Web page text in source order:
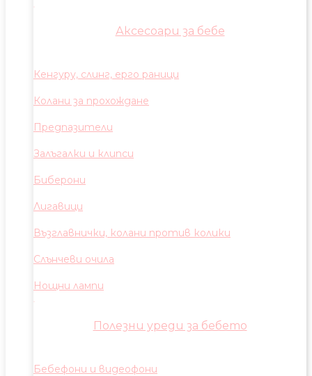
Аксесоари за бебе
Кенгуру, слинг, ерго раници
Колани за прохождане
Предпазители
Залъгалки и клипси
Биберони
Лигавици
Възглавнички, колани против колики
Слънчеви очила
Нощни лампи
Полезни уреди за бебето
Бебефони и видеофони